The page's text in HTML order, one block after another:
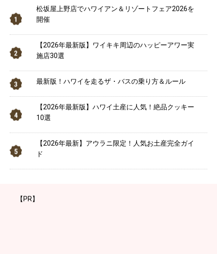
松坂屋上野店でハワイアン＆リゾートフェア2026を
開催
【2026年最新版】ワイキキ周辺のハッピーアワー実
施店30選
最新版！ハワイを走るザ・バスの乗り方＆ルール
【2026年最新版】ハワイ土産に人気！絶品クッキー
10選
【2026年最新】アウラニ限定！人気お土産完全ガイ
ド
【PR】